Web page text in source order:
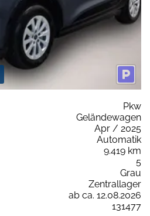
Pkw
Geländewagen
Apr / 2025
Automatik
9.419 km
5
Grau
Zentrallager
ab ca. 12.08.2026
131477